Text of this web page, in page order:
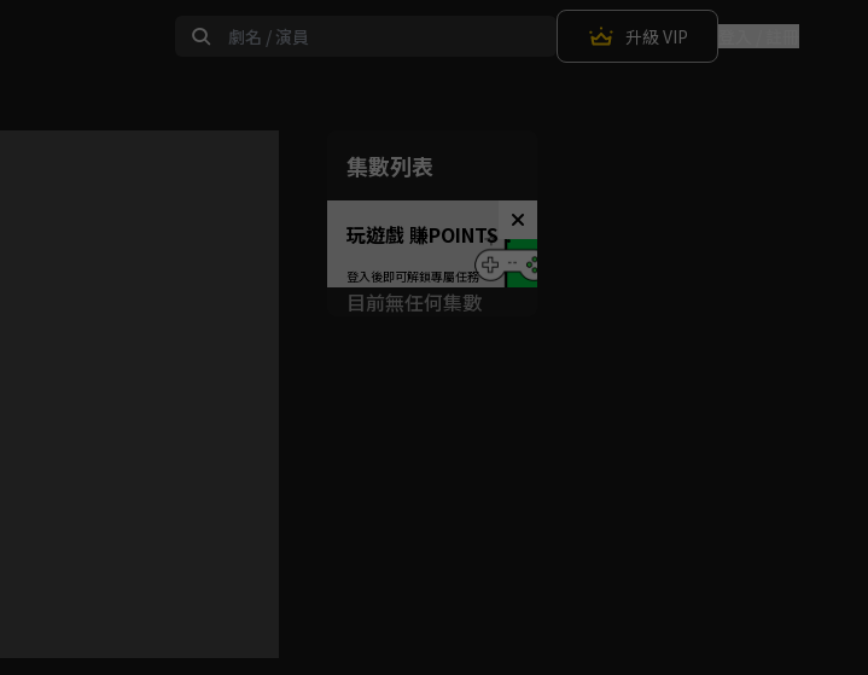
升級 VIP
集數列表
玩遊戲 賺POINTS！
目前無任何集數